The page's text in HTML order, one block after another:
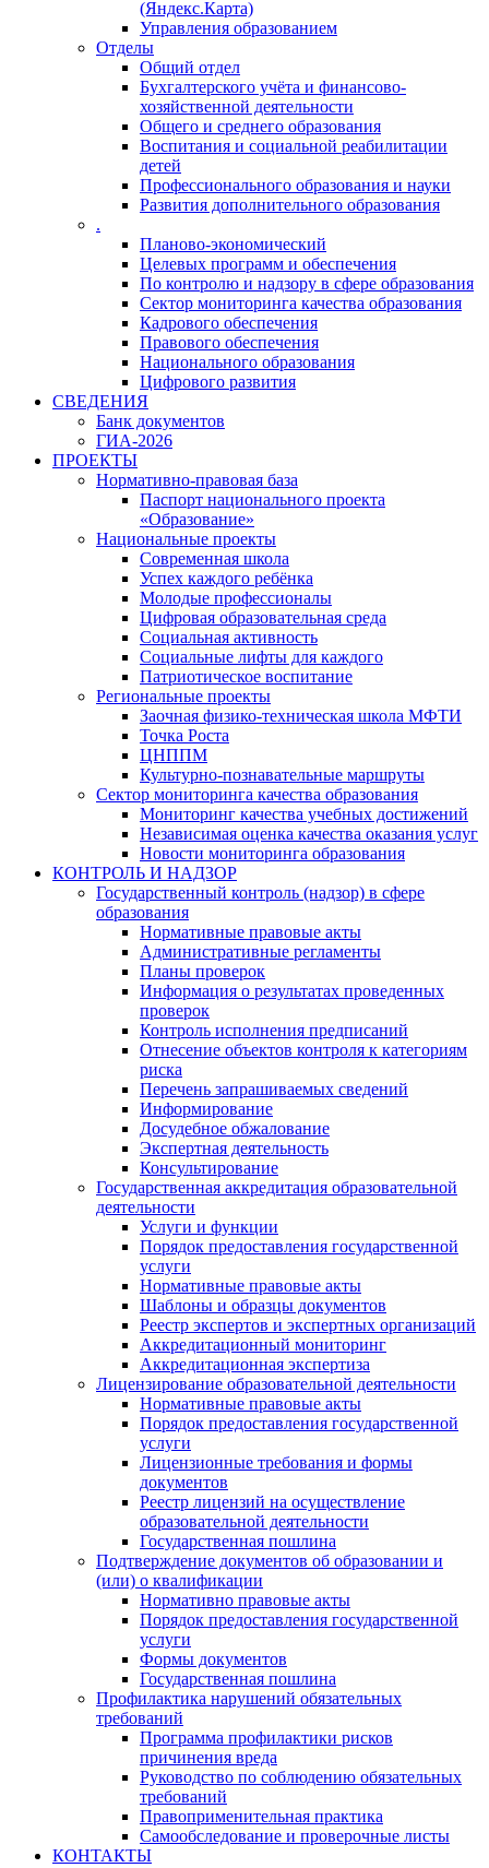
(Яндекс.Карта)
Управления образованием
Отделы
Общий отдел
Бухгалтерского учёта и финансово-
хозяйственной деятельности
Общего и среднего образования
Воспитания и социальной реабилитации
детей
Профессионального образования и науки
Развития дополнительного образования
.
Планово-экономический
Целевых программ и обеспечения
По контролю и надзору в сфере образования
Сектор мониторинга качества образования
Кадрового обеспечения
Правового обеспечения
Национального образования
Цифрового развития
СВЕДЕНИЯ
Банк документов
ГИА-2026
ПРОЕКТЫ
Нормативно-правовая база
Паспорт национального проекта
«Образование»
Национальные проекты
Современная школа
Успех каждого ребёнка
Молодые профессионалы
Цифровая образовательная среда
Социальная активность
Социальные лифты для каждого
Патриотическое воспитание
Региональные проекты
Заочная физико-техническая школа МФТИ
Точка Роста
ЦНППМ
Культурно-познавательные маршруты
Сектор мониторинга качества образования
Мониторинг качества учебных достижений
Независимая оценка качества оказания услуг
Новости мониторинга образования
КОНТРОЛЬ И НАДЗОР
Государственный контроль (надзор) в сфере
образования
Нормативные правовые акты
Административные регламенты
Планы проверок
Информация о результатах проведенных
проверок
Контроль исполнения предписаний
Отнесение объектов контроля к категориям
риска
Перечень запрашиваемых сведений
Информирование
Досудебное обжалование
Экспертная деятельность
Консультирование
Государственная аккредитация образовательной
деятельности
Услуги и функции
Порядок предоставления государственной
услуги
Нормативные правовые акты
Шаблоны и образцы документов
Реестр экспертов и экспертных организаций
Аккредитационный мониторинг
Аккредитационная экспертиза
Лицензирование образовательной деятельности
Нормативные правовые акты
Порядок предоставления государственной
услуги
Лицензионные требования и формы
документов
Реестр лицензий на осуществление
образовательной деятельности
Государственная пошлина
Подтверждение документов об образовании и
(или) о квалификации
Нормативно правовые акты
Порядок предоставления государственной
услуги
Формы документов
Государственная пошлина
Профилактика нарушений обязательных
требований
Программа профилактики рисков
причинения вреда
Руководство по соблюдению обязательных
требований
Правоприменительная практика
Самообследование и проверочные листы
КОНТАКТЫ